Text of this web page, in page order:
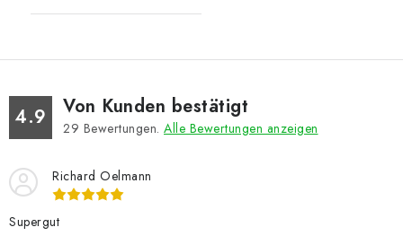
4.9 Von Kunden bestätigt
29 Bewertungen. Alle Bewertungen anzeigen
Richard Oelmann
Supergut